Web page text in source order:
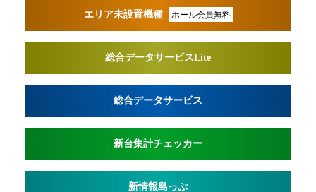
エリア未設置機種 ホール会員無料
総合データサービスLite
総合データサービス
新台集計チェッカー
新情報島っぷ